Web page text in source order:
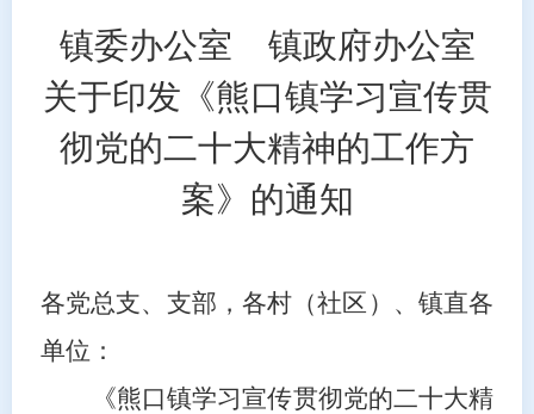
镇委办公室
镇政府办公室
关于印发《熊口镇学习宣传贯
彻党的二十大精神的工作方
案》的通知
各党总支、支部，各村（社区）、镇直各
单位：
《熊口镇学习宣传贯彻党的二十大精